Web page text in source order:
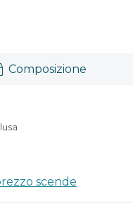
Composizione
scende